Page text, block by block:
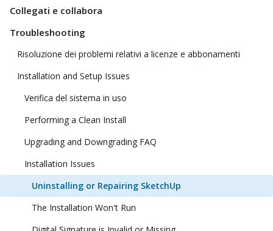
Collegati e collabora
Troubleshooting
Risoluzione dei problemi relativi a licenze e abbonamenti
Installation and Setup Issues
Verifica del sistema in uso
Performing a Clean Install
Upgrading and Downgrading FAQ
Installation Issues
Uninstalling or Repairing SketchUp
The Installation Won't Run